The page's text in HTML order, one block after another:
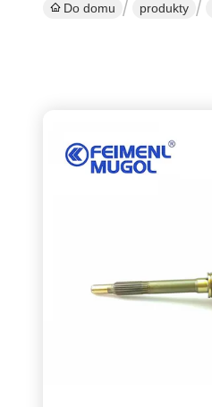
Do domu produkty